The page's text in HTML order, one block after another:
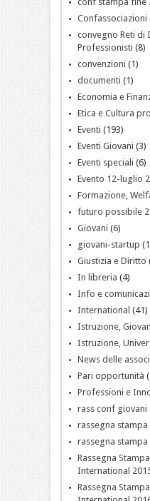
Confassociazioni
convegno Reti di
Professionisti (8)
convenzioni (1)
documenti (1)
Economia e
Etica e Cultura
Eventi (193)
Eventi Giovani (3)
Eventi speciali (6)
Evento 12-luglio
Formazione,
futuro possibile
Giovani (6)
giovani-startup
Giustizia e Diritto
In libreria (4)
Info e
International (41)
Istruzione,
Istruzione,
News delle
Pari opportunità
Professioni e
rass conf giovani
rassegna stampa
rassegna stampa
Rassegna
International
Rassegna